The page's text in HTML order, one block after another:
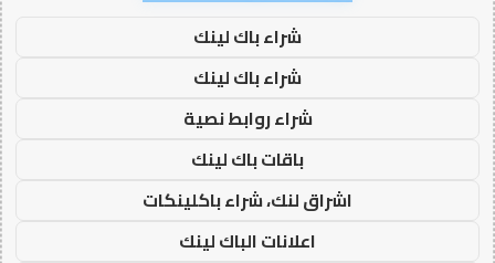
شراء باك لينك
شراء باك لينك
شراء روابط نصية
باقات باك لينك
اشراق لنك، شراء باكلينكات
اعلانات الباك لينك